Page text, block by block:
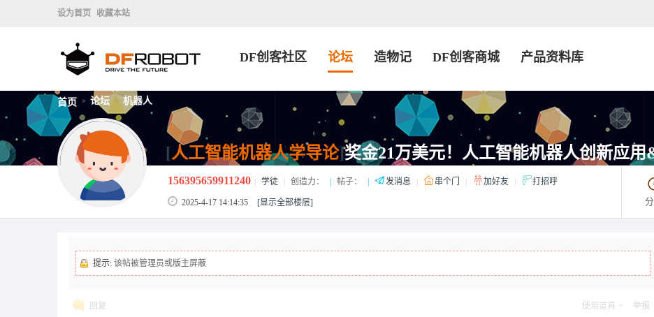
设为首页 收藏本站
DF创客社区 论坛 造物记 DF创客商城 产品资料库
首页 > 论坛 > 机器人
[人工智能机器人学导论]奖金21万美元！人工智能机器人创新应用
156395659911240 学徒 创造力： 帖子： 发消息 串个门 加好友 打招呼
2025-4-17 14:14:35 [显示全部楼层]
提示: 该帖被管理员或版主屏蔽
回复 使用道具 举报